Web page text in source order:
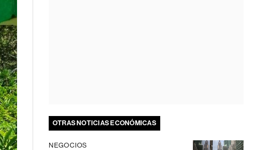
OTRAS NOTICIAS ECONÓMICAS
NEGOCIOS